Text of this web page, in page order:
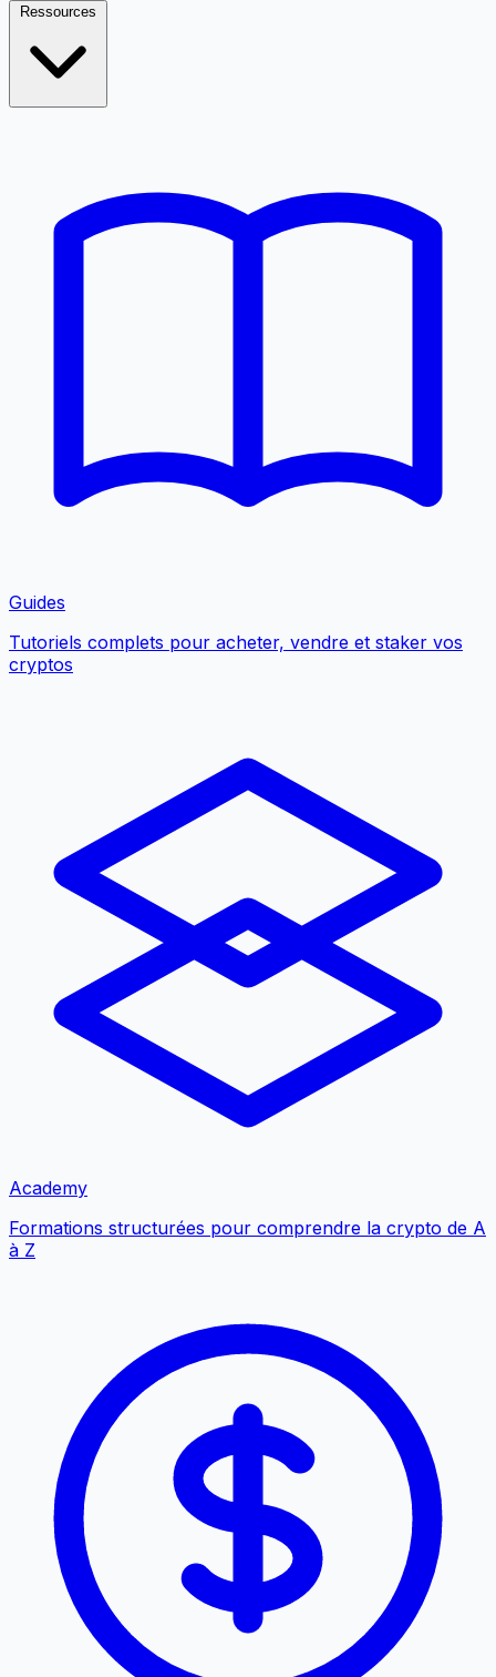
Guides
Tutoriels complets pour acheter, vendre et staker vos
cryptos
Academy
Formations structurées pour comprendre la crypto de A
à Z